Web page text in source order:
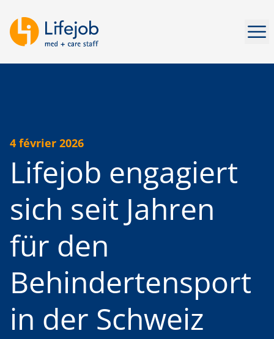
4 février 2026
Lifejob engagiert
sich seit Jahren
für den
Behindertensport
in der Schweiz